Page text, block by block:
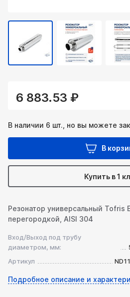
6 883.53 ₽
В наличии 6 шт., но вы можете
В
Купить в 1
Резонатор универсальный
перегородкой, AISI 304
Вход/Выход под трубу
диаметром, мм:
Артикул
Подробное описание и